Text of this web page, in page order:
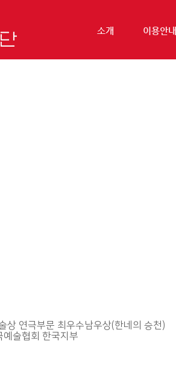
소개 이용안내
연극부문 최우수남우상(한네의 승천)
술협회 한국지부